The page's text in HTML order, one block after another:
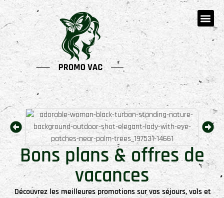
Bons plans & offres de
vacances
Découvrez les meilleures promotions sur vos séjours, vols et